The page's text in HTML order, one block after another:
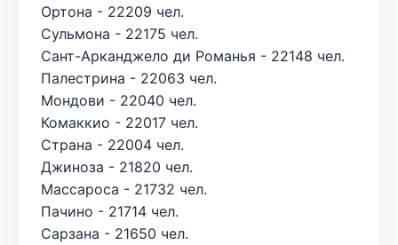
Ортона - 22209 чел.
Сульмона - 22175 чел.
Сант-Арканджело ди Романья - 22148 чел.
Палестрина - 22063 чел.
Мондови - 22040 чел.
Комаккио - 22017 чел.
Страна - 22004 чел.
Джиноза - 21820 чел.
Массароса - 21732 чел.
Пачино - 21714 чел.
Сарзана - 21650 чел.